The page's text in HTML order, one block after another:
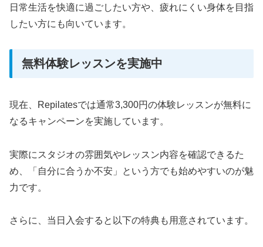
日常生活を快適に過ごしたい方や、疲れにくい身体を目指
したい方にも向いています。
無料体験レッスンを実施中
現在、Repilatesでは通常3,300円の体験レッスンが無料に
なるキャンペーンを実施しています。
実際にスタジオの雰囲気やレッスン内容を確認できるた
め、「自分に合うか不安」という方でも始めやすいのが魅
力です。
さらに、当日入会すると以下の特典も用意されています。